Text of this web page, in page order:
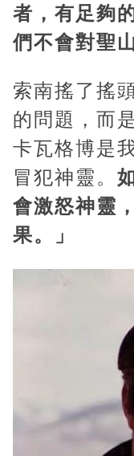
者，有足夠
們不會對聖
索南搖了搖
的問題，而
卡瓦格博是
冒犯神靈。
會激怒神靈
果。」